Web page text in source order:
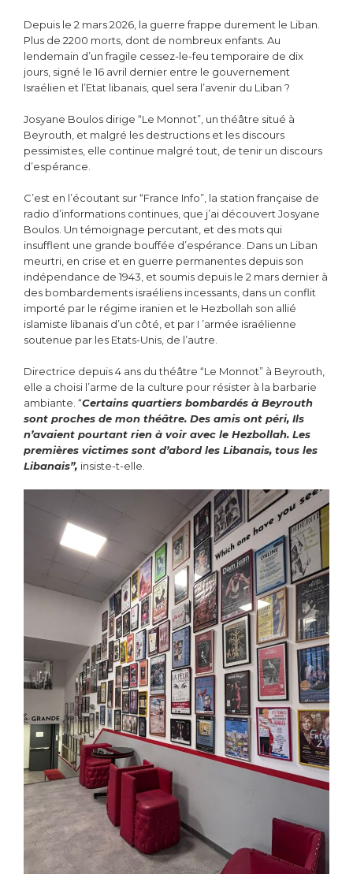
Depuis le 2 mars 2026, la guerre frappe durement le Liban.
Plus de 2200 morts, dont de nombreux enfants. Au
lendemain d’un fragile cessez-le-feu temporaire de dix
jours, signé le 16 avril dernier entre le gouvernement
Israélien et l’Etat libanais, quel sera l’avenir du Liban ?
Josyane Boulos dirige “Le Monnot”, un théâtre situé à
Beyrouth, et malgré les destructions et les discours
pessimistes, elle continue malgré tout, de tenir un discours
d’espérance.
C’est en l’écoutant sur “France Info”, la station française de
radio d’informations continues, que j’ai découvert Josyane
Boulos. Un témoignage percutant, et des mots qui
insufflent une grande bouffée d’espérance. Dans un Liban
meurtri, en crise et en guerre permanentes depuis son
indépendance de 1943, et soumis depuis le 2 mars dernier à
des bombardements israéliens incessants, dans un conflit
importé par le régime iranien et le Hezbollah son allié
islamiste libanais d’un côté, et par I ’armée israélienne
soutenue par les Etats-Unis, de l’autre.
Directrice depuis 4 ans du théâtre “Le Monnot” à Beyrouth,
elle a choisi l’arme de la culture pour résister à la barbarie
ambiante. “Certains quartiers bombardés à Beyrouth
sont proches de mon théâtre. Des amis ont péri, Ils
n’avaient pourtant rien à voir avec le Hezbollah. Les
premières victimes sont d’abord les Libanais, tous les
Libanais”, insiste-t-elle.